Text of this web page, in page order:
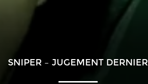
SNIPER – JUGEMENT DERNIER